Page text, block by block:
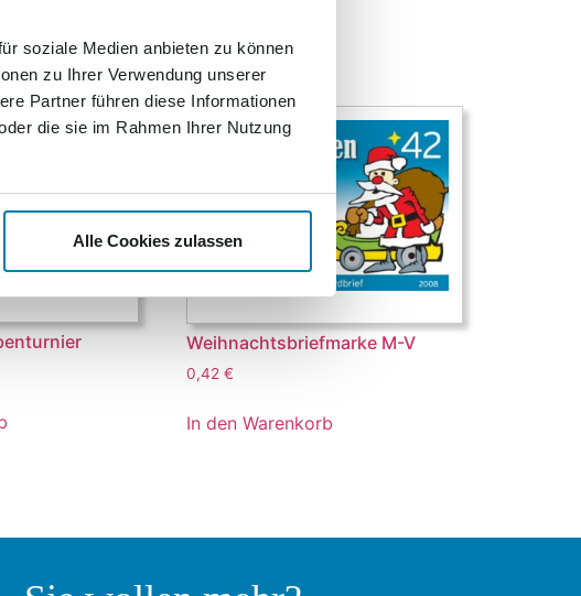
soziale Medien anbieten zu können
zu Ihrer Verwendung unserer
Partner führen diese Informationen
die sie im Rahmen Ihrer Nutzung
Alle Cookies zulassen
Weihnachtsbriefmarke M-V
0,42€
In den Warenkorb